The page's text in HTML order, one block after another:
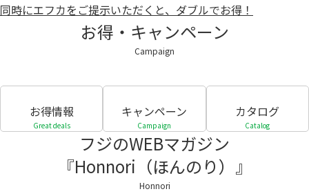
同時にエフカをご提示いただくと、ダブルでお得！
お得・キャンペーン
Campaign
お得情報
Great deals
キャンペーン
Campaign
カタログ
Catalog
フジのWEBマガジン
『Honnori（ほんのり）』
Honnori